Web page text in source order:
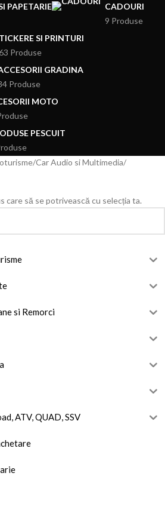
PAPETARIE
CADOURI
9 Produse
SI PRINTURI
Produse
GRADINA
Produse
MOTO
PESCUIT
si Remorci
ATV, QUAD, SSV
Car Audio si Multimedia
care să se potrivească cu selecția ta.